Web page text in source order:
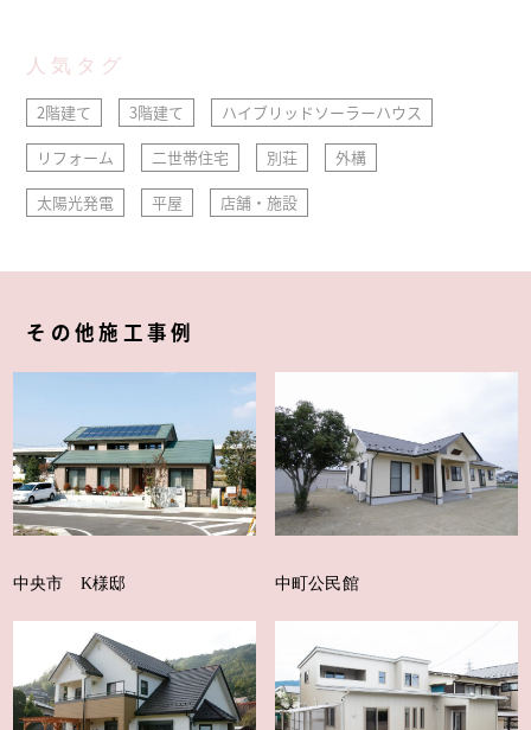
人気タグ
2階建て 3階建て
ハイブリッドソーラーハウス
リフォーム
二世帯住宅 別荘
外構
太陽光発電
平屋 店舗・施設
その他施工事例
中央市 K様邸 中町公民館